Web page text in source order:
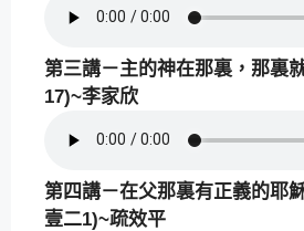
第三講－主的神在那裏，那裏
17)~李家欣
第四講－在父那裏有正義的耶
壹二1)~疏效平